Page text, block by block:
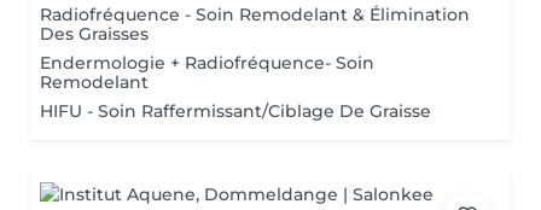
Radiofréquence - Soin Remodelant & Élimination
Des Graisses
Endermologie + Radiofréquence- Soin
Remodelant
HIFU - Soin Raffermissant/Ciblage De Graisse